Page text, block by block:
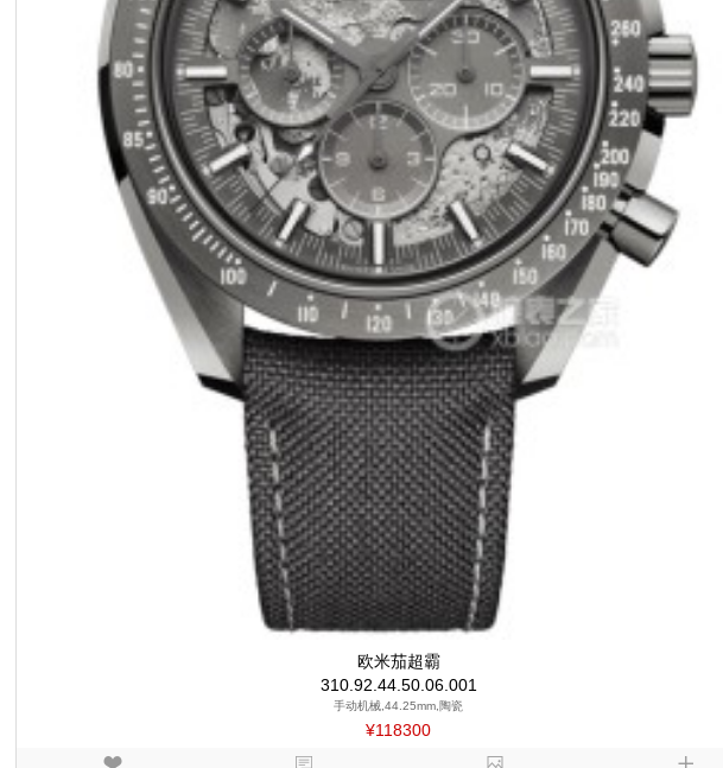
欧米茄超霸
310.92.44.50.06.001
手动机械,44.25mm,陶瓷
¥118300